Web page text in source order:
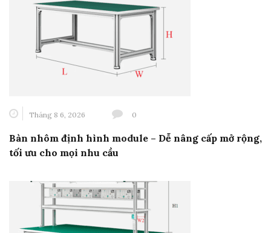
Tháng 8 6, 2026 0
Bàn nhôm định hình module – Dễ nâng cấp mở rộng,
tối ưu cho mọi nhu cầu